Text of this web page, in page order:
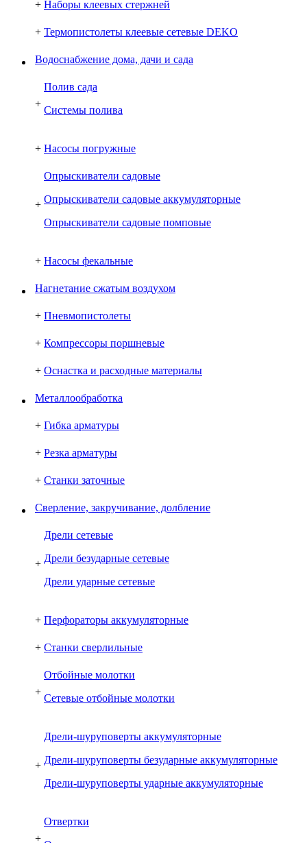
+ Наборы клеевых стержней
+ Термопистолеты клеевые сетевые DEKO
Водоснабжение дома, дачи и сада
+
Полив сада
Системы полива
+ Насосы погружные
+
Опрыскиватели садовые
Опрыскиватели садовые аккумуляторные
Опрыскиватели садовые помповые
+ Насосы фекальные
Нагнетание сжатым воздухом
+ Пневмопистолеты
+ Компрессоры поршневые
+ Оснастка и расходные материалы
Металлообработка
+ Гибка арматуры
+ Резка арматуры
+ Станки заточные
Сверление, закручивание, долбление
+
Дрели сетевые
Дрели безударные сетевые
Дрели ударные сетевые
+ Перфораторы аккумуляторные
+ Станки сверлильные
+
Отбойные молотки
Сетевые отбойные молотки
+
Дрели-шуруповерты аккумуляторные
Дрели-шуруповерты безударные аккумуляторные
Дрели-шуруповерты ударные аккумуляторные
+
Отвертки